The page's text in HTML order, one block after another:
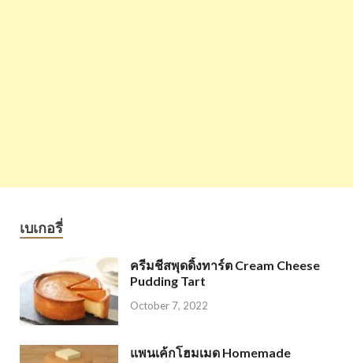
เบเกอรี่
ครีมชีสพุดดิ้งทาร์ต Cream Cheese
Pudding Tart
October 7, 2022
แพนเค้กโฮมเมด Homemade